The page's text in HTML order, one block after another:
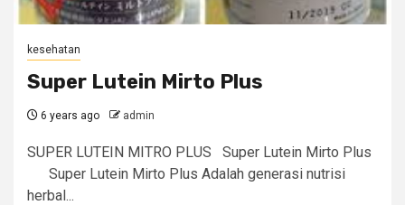
kesehatan
Super Lutein Mirto Plus
6 years ago admin
SUPER LUTEIN MITRO PLUS Super Lutein Mirto Plus
Super Lutein Mirto Plus Adalah generasi nutrisi
herbal...